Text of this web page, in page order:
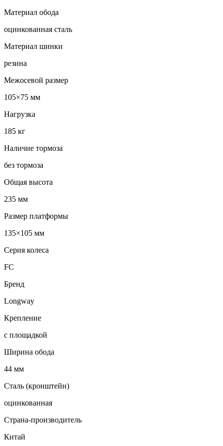
Материал обода
оцинкованная сталь
Материал шинки
резина
Межосевой размер
105×75 мм
Нагрузка
185 кг
Наличие тормоза
без тормоза
Общая высота
235 мм
Размер платформы
135×105 мм
Серия колеса
FC
Бренд
Longway
Крепление
с площадкой
Ширина обода
44 мм
Сталь (кронштейн)
оцинкованная
Страна-производитель
Китай